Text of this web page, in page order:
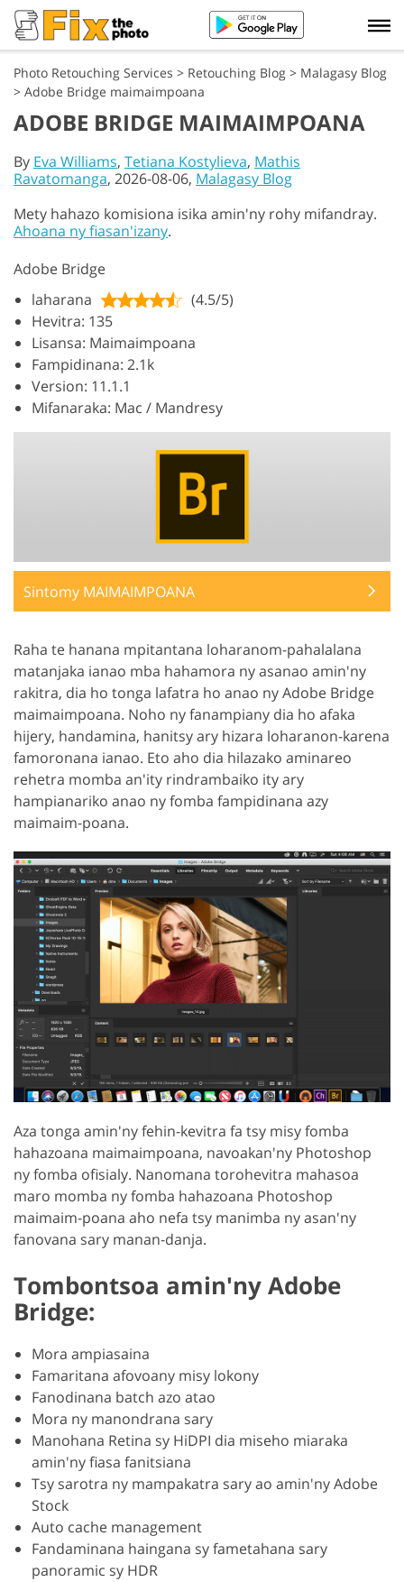
Photo Retouching Services > Retouching Blog > Malagasy Blog
> Adobe Bridge maimaimpoana
ADOBE BRIDGE MAIMAIMPOANA
By Eva Williams, Tetiana Kostylieva, Mathis
Ravatomanga, 2026-08-06, Malagasy Blog
Mety hahazo komisiona isika amin'ny rohy mifandray.
Ahoana ny fiasan'izany.
Adobe Bridge
laharana
(4.5/5)
Hevitra: 135
Lisansa: Maimaimpoana
Fampidinana: 2.1k
Version: 11.1.1
Mifanaraka: Mac / Mandresy
Sintomy MAIMAIMPOANA
Raha te hanana mpitantana loharanom-pahalalana
matanjaka ianao mba hahamora ny asanao amin'ny
rakitra, dia ho tonga lafatra ho anao ny Adobe Bridge
maimaimpoana. Noho ny fanampiany dia ho afaka
hijery, handamina, hanitsy ary hizara loharanon-karena
famoronana ianao. Eto aho dia hilazako aminareo
rehetra momba an'ity rindrambaiko ity ary
hampianariko anao ny fomba fampidinana azy
maimaim-poana.
Aza tonga amin'ny fehin-kevitra fa tsy misy fomba
hahazoana maimaimpoana, navoakan'ny Photoshop
ny fomba ofisialy. Nanomana torohevitra mahasoa
maro momba ny fomba hahazoana Photoshop
maimaim-poana aho nefa tsy manimba ny asan'ny
fanovana sary manan-danja.
Tombontsoa amin'ny Adobe
Bridge:
Mora ampiasaina
Famaritana afovoany misy lokony
Fanodinana batch azo atao
Mora ny manondrana sary
Manohana Retina sy HiDPI dia miseho miaraka
amin'ny fiasa fanitsiana
Tsy sarotra ny mampakatra sary ao amin'ny Adobe
Stock
Auto cache management
Fandaminana haingana sy fametahana sary
panoramic sy HDR